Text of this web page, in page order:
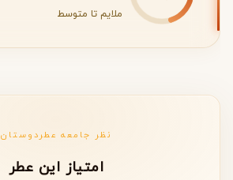
ملایم تا متوسط
نظر جامعه عطردوستان
امتیاز این عطر